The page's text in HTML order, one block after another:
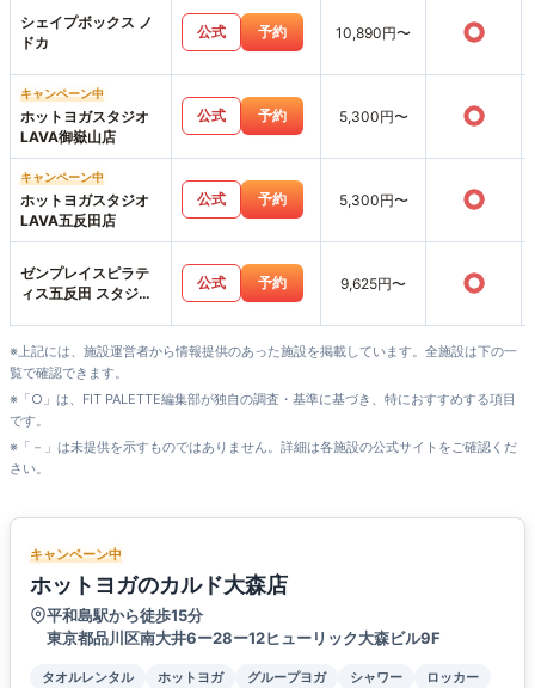
シェイプボックス ノ
ドカ
公式 予約 10,890円〜 ○
キャンペーン中
ホットヨガスタジオ
LAVA御嶽山店
公式 予約 5,300円〜 ○
キャンペーン中
ホットヨガスタジオ
LAVA五反田店
公式 予約 5,300円〜 ○
ゼンプレイスピラテ
ィス五反田 スタジオ
公式 予約 9,625円〜 ○
※上記には、施設運営者から情報提供のあった施設を掲載しています。全施設は下の一
覧で確認できます。
※「○」は、FIT PALETTE編集部が独自の調査・基準に基づき、特におすすめする項目
です。
※「－」は未提供を示すものではありません。詳細は各施設の公式サイトをご確認くだ
さい。
キャンペーン中
ホットヨガのカルド大森店
平和島駅から徒歩15分
東京都品川区南大井6ー28ー12ヒューリック大森ビル9F
タオルレンタル ホットヨガ グループヨガ シャワー
ロッカー